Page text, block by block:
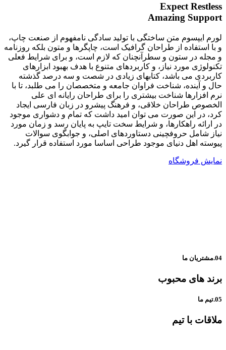
Expect Restless
Amazing Support
لورم ایپسوم متن ساختگی با تولید سادگی نامفهوم از صنعت چاپ،
و با استفاده از طراحان گرافیک است، چاپگرها و متون بلکه روزنامه
و مجله در ستون و سطرآنچنان که لازم است، و برای شرایط فعلی
تکنولوژی مورد نیاز، و کاربردهای متنوع با هدف بهبود ابزارهای
کاربردی می باشد، کتابهای زیادی در شصت و سه درصد گذشته
حال و آینده، شناخت فراوان جامعه و متخصصان را می طلبد، تا با
نرم افزارها شناخت بیشتری را برای طراحان رایانه ای علی
الخصوص طراحان خلاقی، و فرهنگ پیشرو در زبان فارسی ایجاد
کرد، در این صورت می توان امید داشت که تمام و دشواری موجود
در ارائه راهکارها، و شرایط سخت تایپ به پایان رسد و زمان مورد
نیاز شامل حروفچینی دستاوردهای اصلی، و جوابگوی سوالات
پیوسته اهل دنیای موجود طراحی اساسا مورد استفاده قرار گیرد.
نمایش فروشگاه
04.مشتریان ما
برند های محبوب
05.تیم ما
ملاقات با تیم